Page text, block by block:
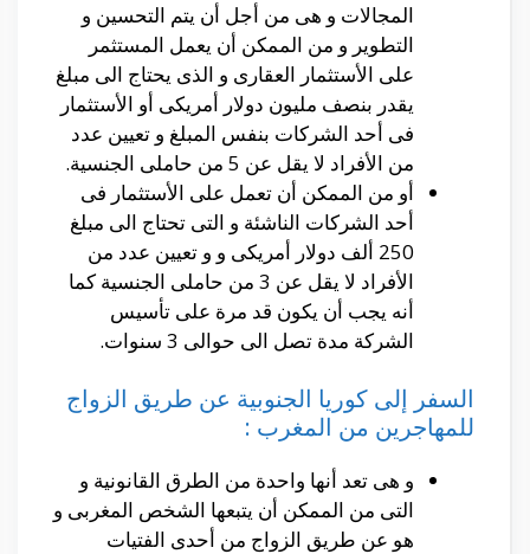
المجالات و هى من أجل أن يتم التحسين و
التطوير و من الممكن أن يعمل المستثمر
على الأستثمار العقارى و الذى يحتاج الى مبلغ
يقدر بنصف مليون دولار أمريكى أو الأستثمار
فى أحد الشركات بنفس المبلغ و تعيين عدد
من الأفراد لا يقل عن 5 من حاملى الجنسية.
أو من الممكن أن تعمل على الأستثمار فى
أحد الشركات الناشئة و التى تحتاج الى مبلغ
250 ألف دولار أمريكى و و تعيين عدد من
الأفراد لا يقل عن 3 من حاملى الجنسية كما
أنه يجب أن يكون قد مرة على تأسيس
الشركة مدة تصل الى حوالى 3 سنوات.
السفر إلى كوريا الجنوبية عن طريق الزواج
للمهاجرين من المغرب :
و هى تعد أنها واحدة من الطرق القانونية و
التى من الممكن أن يتبعها الشخص المغربى و
هو عن طريق الزواج من أحدى الفتيات